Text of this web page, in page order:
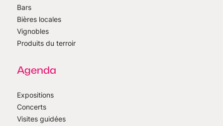
Bars
Bières locales
Vignobles
Produits du terroir
Agenda
Expositions
Concerts
Visites guidées